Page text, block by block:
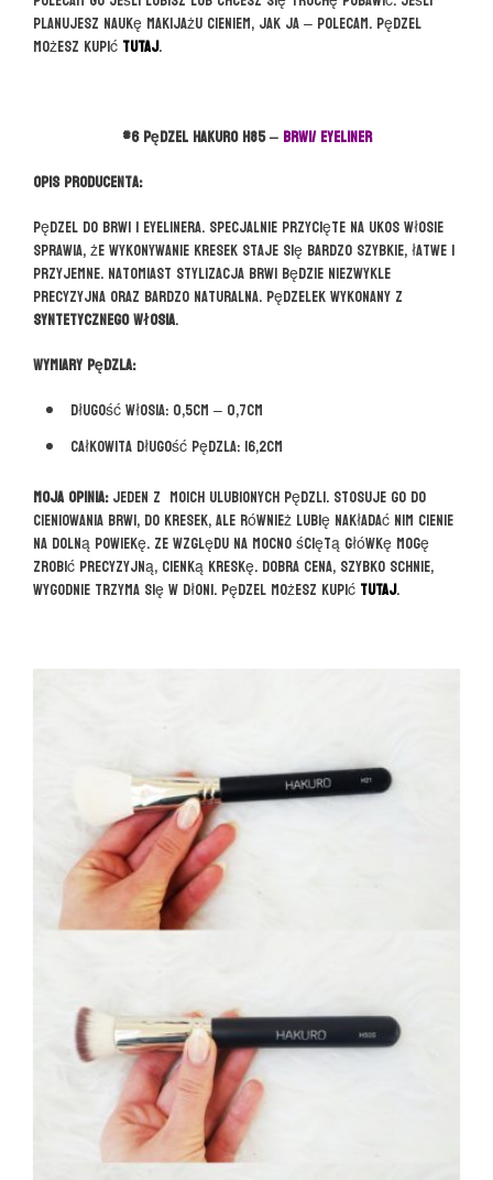
planujesz naukę makijażu cieniem, jak ja – polecam. Pędzel
możesz kupić TUTAJ.
#6 pędzel HAKURO H85 – BRWI/ EYELINER
Opis producenta:
Pędzel do brwi i eyelinera. Specjalnie przycięte na ukos włosie
sprawia, że wykonywanie kresek staje się bardzo szybkie, łatwe i
przyjemne. Natomiast stylizacja brwi będzie niezwykle
precyzyjna oraz bardzo naturalna. Pędzelek wykonany z
syntetycznego włosia.
Wymiary pędzla:
Długość włosia: 0,5cm – 0,7cm
Całkowita długość pędzla: 16,2cm
Moja opinia:Jeden z moich ulubionych pędzli. Stosuje go do
cieniowania brwi, do kresek, ale również lubię nakładać nim cienie
na dolną powiekę. Ze względu na mocno ściętą główkę mogę
zrobić precyzyjną, cienką kreskę. Dobra cena, szybko schnie,
wygodnie trzyma się w dłoni. Pędzel możesz kupić TUTAJ.